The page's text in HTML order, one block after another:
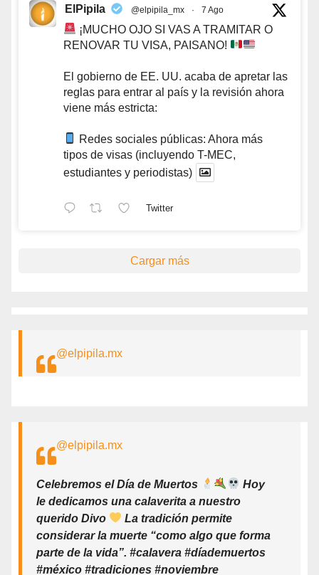
ElPipila @elpipila_mx · 7 Ago
¡MUCHO OJO SI VAS A TRAMITAR O
RENOVAR TU VISA, PAISANO!
El gobierno de EE. UU. acaba de apretar las
reglas para entrar al país y la revisión ahora
viene más estricta:
Redes sociales públicas: Ahora más
tipos de visas (incluyendo T-MEC,
estudiantes y periodistas)
Twitter
Cargar más
@elpipila.mx
@elpipila.mx
Celebremos el Día de Muertos
Hoy
le dedicamos una calaverita a nuestro
querido Divo
La tradición permite
considerar la muerte “como algo que forma
parte de la vida”. #calavera #díademuertos
#méxico #tradiciones #noviembre